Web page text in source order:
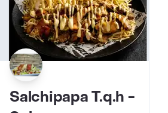
Salchipapa T.q.h -